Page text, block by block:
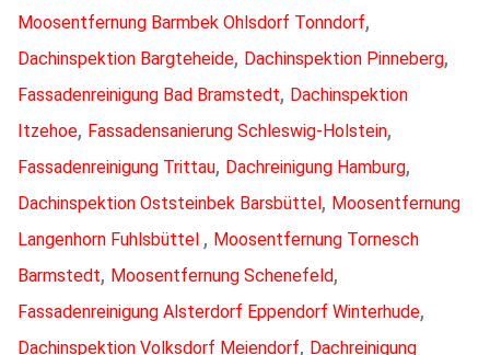
Moosentfernung Barmbek Ohlsdorf Tonndorf,
Dachinspektion Bargteheide, Dachinspektion Pinneberg,
Fassadenreinigung Bad Bramstedt, Dachinspektion
Itzehoe, Fassadensanierung Schleswig-Holstein,
Fassadenreinigung Trittau, Dachreinigung Hamburg,
Dachinspektion Oststeinbek Barsbüttel, Moosentfernung
Langenhorn Fuhlsbüttel , Moosentfernung Tornesch
Barmstedt, Moosentfernung Schenefeld,
Fassadenreinigung Alsterdorf Eppendorf Winterhude,
Dachinspektion Volksdorf Meiendorf, Dachreinigung